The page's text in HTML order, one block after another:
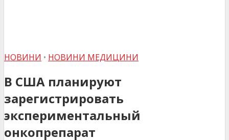
НОВИНИ • НОВИНИ МЕДИЦИНИ
В США планируют
зарегистрировать
экспериментальный
онкопрепарат